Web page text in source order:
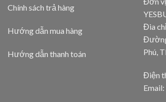
Chính sách trả hàng
Hướng dẫn mua hàng
Hướng dẫn thanh toán
Đia
Phú,
Điện